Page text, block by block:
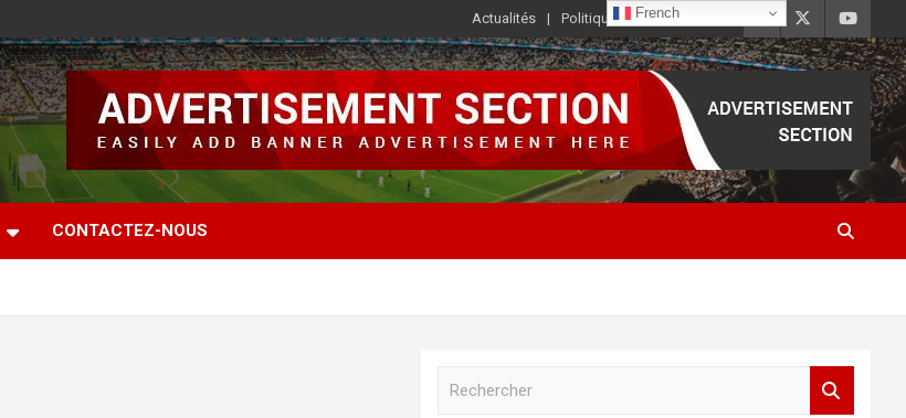
Actualités Politique de Confidentialité
CONTACTEZ-NOUS
French